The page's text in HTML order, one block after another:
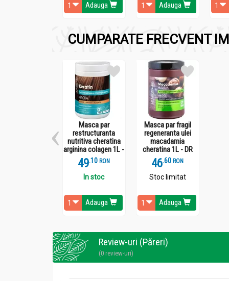
Unitatea ambalează și procesează făină din
Mod de consumare:
Mix seminte Amestecul Brutarului 150g - SOLARIS
Se pot consuma ca atare sau in salate si
Adauga Adauga
CUMPARATE FRECVENT
Masca par
restructuranta
nutritiva cheratina
arginina colagen 1L -
DR SANTE
49.1 RON
In stoc
Adauga
Masca par fragil
regeneranta ulei
macadamia
cheratina 1L - DR
SANTE
46.6 RON
Stoc limitat
Adauga
Review-uri (Păreri)
(0 review-uri)